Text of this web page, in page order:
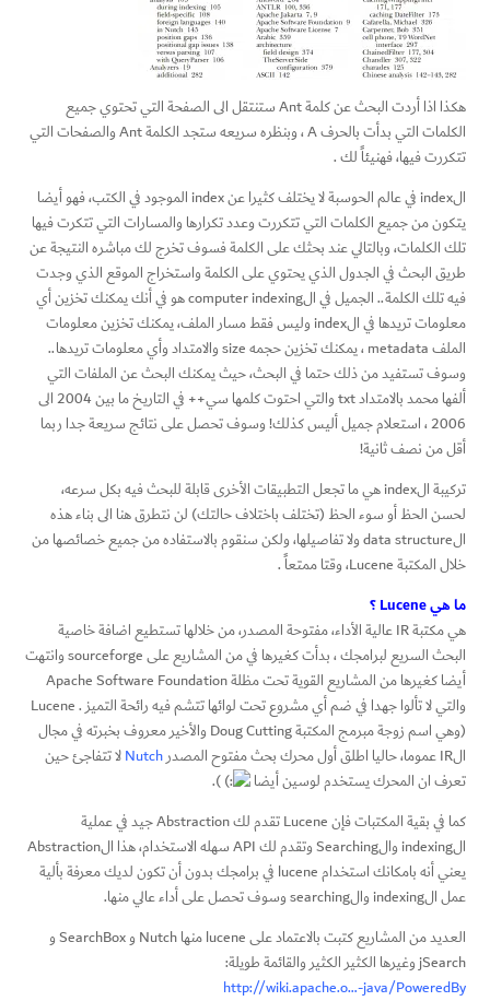
هكذا اذا أردت البحث عن كلمة Ant ستنتقل الى الصفحة التي تحتوي جميع
الكلمات التي بدأت بالحرف A ، وبنظره سريعه ستجد الكلمة Ant والصفحات التي
تتكررت فيها، فهنيئاً لك .
الindex في عالم الحوسبة لا يختلف كثيرا عن index الموجود في الكتب، فهو أيضا
يتكون من جميع الكلمات التي تتكررت وعدد تكرارها والمسارات التي تتكرت فيها
تلك الكلمات، وبالتالي عند بحثك على الكلمة فسوف تخرج لك مباشره النتيجة عن
طريق البحث في الجدول الذي يحتوي على الكلمة واستخراج الموقع الذي وجدت
فيه تلك الكلمة.. الجميل في الcomputer indexing هو في أنك يمكنك تخزين أي
معلومات تريدها في الindex وليس فقط مسار الملف، يمكنك تخزين معلومات
الملف metadata ، يمكنك تخزين حجمه size والامتداد وأي معلومات تريدها..
وسوف تستفيد من ذلك حتما في البحث، حيث يمكنك البحث عن الملفات التي
ألفها محمد بالامتداد txt والتي احتوت كلمها سي++ في التاريخ ما بين 2004 الى
2006 ، استعلام جميل أليس كذلك! وسوف تحصل على نتائج سريعة جدا ربما
أقل من نصف ثانية!
تركيبة الindex هي ما تجعل التطبيقات الأخرى قابلة للبحث فيه بكل سرعه،
لحسن الحظ أو سوء الحظ (تختلف باختلاف حالتك) لن نتطرق هنا الى بناء هذه
الdata structure ولا تفاصيلها، ولكن سنقوم بالاستفاده من جميع خصائصها من
خلال المكتبة Lucene، وقتا ممتعاً .
ما هيLucene؟
هي مكتبة IR عالية الأداء، مفتوحة المصدر، من خلالها تستطيع اضافة خاصية
البحث السريع لبرامجك ، بدأت كغيرها في من المشاريع على sourceforge وانتهت
أيضا كغيرها من المشاريع القوية تحت مظلة Apache Software Foundation
والتي لا تألوا جهدا في ضم أي مشروع تحت لوائها تتشم فيه رائحة التميز . Lucene
(وهي اسم زوجة مبرمج المكتبة Doug Cutting والأخير معروف بخبرته في مجال
الIR عموما، حاليا اطلق أول محرك بحث مفتوح المصدر
Nutchلا تتفاجئ حين
تعرف ان المحرك يستخدم لوسين أيضا
).
كما في بقية المكتبات فإن Lucene تقدم لك Abstraction جيد في عملية
الindexing والSearching وتقدم لك API سهله الاستخدام، هذا الAbstraction
يعني أنه بامكانك استخدام lucene في برامجك بدون أن تكون لديك معرفة بألية
عمل الindexing والsearching وسوف تحصل على أداء عالي منها.
العديد من المشاريع كتبت بالاعتماد على lucene منها Nutch و SearchBox و
jSearch وغيرها الكثير الكثير والقائمة طويلة:
http://wiki.apache.o…-java/PoweredBy